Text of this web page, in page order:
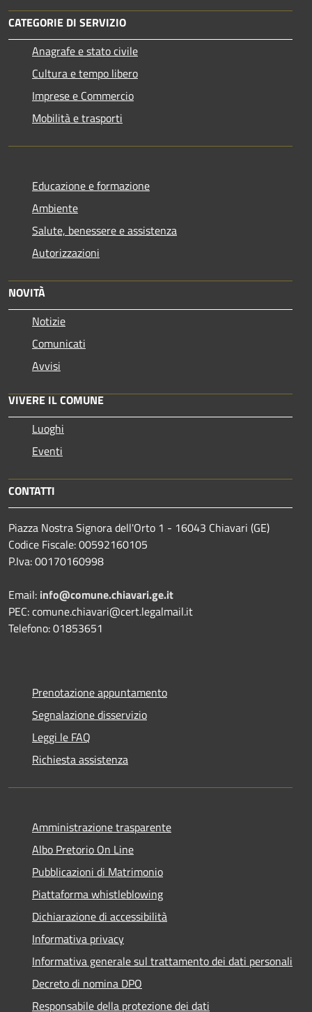
CATEGORIE DI SERVIZIO
Anagrafe e stato civile
Cultura e tempo libero
Imprese e Commercio
Mobilità e trasporti
Educazione e formazione
Ambiente
Salute, benessere e assistenza
Autorizzazioni
NOVITÀ
Notizie
Comunicati
Avvisi
VIVERE IL COMUNE
Luoghi
Eventi
CONTATTI
Piazza Nostra Signora dell'Orto 1 - 16043 Chiavari (GE)
Codice Fiscale: 00592160105
P.Iva: 00170160998
Email: info@comune.chiavari.ge.it
PEC: comune.chiavari@cert.legalmail.it
Telefono: 01853651
Prenotazione appuntamento
Segnalazione disservizio
Leggi le FAQ
Richiesta assistenza
Amministrazione trasparente
Albo Pretorio On Line
Pubblicazioni di Matrimonio
Piattaforma whistleblowing
Dichiarazione di accessibilità
Informativa privacy
Informativa generale sul trattamento dei dati personali
Decreto di nomina DPO
Responsabile della protezione dei dati